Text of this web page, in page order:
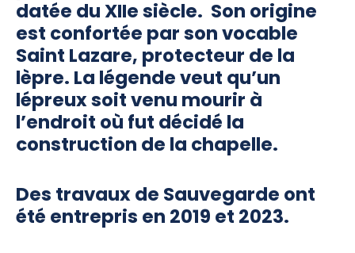
datée du XIIe siècle. Son origine
est confortée par son vocable
Saint Lazare, protecteur de la
lèpre. La légende veut qu’un
lépreux soit venu mourir à
l’endroit où fut décidé la
construction de la chapelle.
Des travaux de Sauvegarde ont
été entrepris en 2019 et 2023.